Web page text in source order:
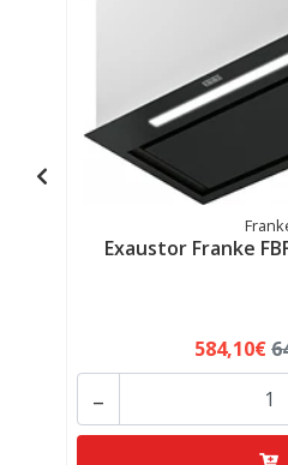
Exaustor Franke
584,10€
-